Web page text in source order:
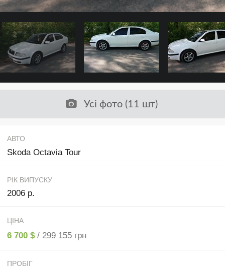
Усі фото (11 шт)
АВТО
Skoda Octavia Tour
РІК ВИПУСКУ
2006 р.
ЦІНА
6 700 $ / 299 155 грн
ПРОБІГ